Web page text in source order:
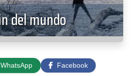
del mundo
WhatsApp
Facebook